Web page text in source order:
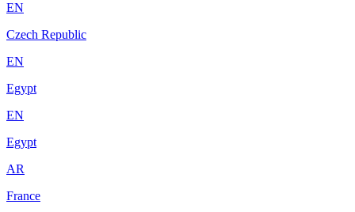
EN
Czech Republic
EN
Egypt
EN
Egypt
AR
France